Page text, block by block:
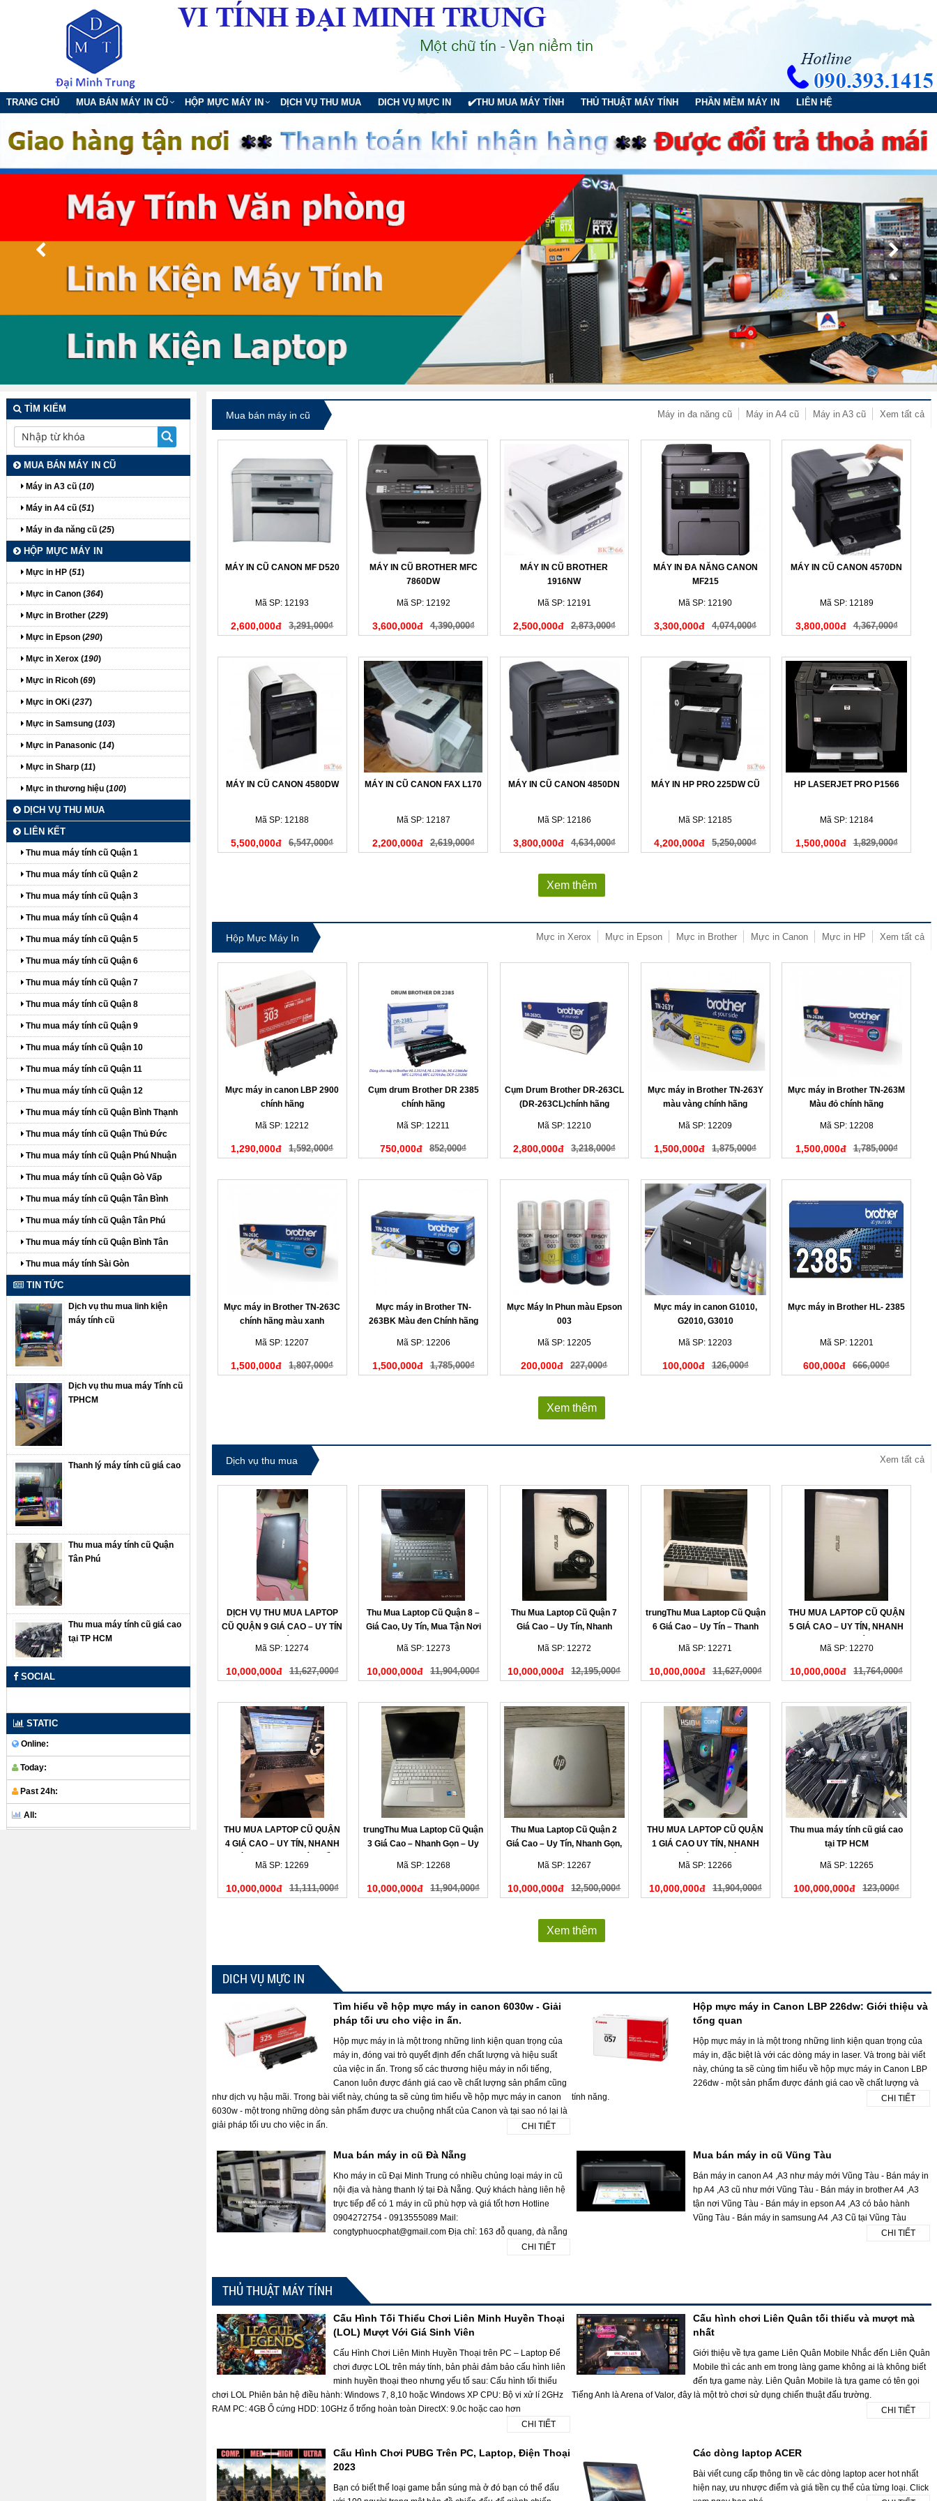
TRANG CHỦ MUA BÁN MÁY IN CŨ HỘP MỰC MÁY IN DỊCH VỤ THU MUA DICH VỤ MỰC IN ✔️THU MUA MÁY TÍNH THỦ THUẬT MÁY TÍNH PHẦN MỀM MÁY IN LIÊN HỆ
Mua bán máy in cũ Xem tất cả
Máy in A3 cũ
Máy in A4 cũ
Máy in đa năng cũ
MÁY IN CŨ CANON MF D520
Mã SP: 12193
2,600,000đ 3,291,000₫
MÁY IN CŨ BROTHER MFC
7860DW
Mã SP: 12192
3,600,000đ 4,390,000₫
MÁY IN CŨ BROTHER
1916NW
Mã SP: 12191
2,500,000đ 2,873,000₫
MÁY IN ĐA NĂNG CANON
MF215
Mã SP: 12190
3,300,000đ 4,074,000₫
MÁY IN CŨ CANON 4570DN
Mã SP: 12189
3,800,000đ 4,367,000₫
MÁY IN CŨ CANON 4580DW
Mã SP: 12188
5,500,000đ 6,547,000₫
MÁY IN CŨ CANON FAX L170
Mã SP: 12187
2,200,000đ 2,619,000₫
MÁY IN CŨ CANON 4850DN
Mã SP: 12186
3,800,000đ 4,634,000₫
MÁY IN HP PRO 225DW CŨ
Mã SP: 12185
4,200,000đ 5,250,000₫
HP LASERJET PRO P1566
Mã SP: 12184
1,500,000đ 1,829,000₫
Xem thêm
Hộp Mực Máy In Xem tất cả
Mực in HP
Mực in Canon
Mực in Brother
Mực in Epson
Mực in Xerox
Mực máy in canon LBP 2900
chính hãng
Mã SP: 12212
1,290,000đ 1,592,000₫
Cụm drum Brother DR 2385
chính hãng
Mã SP: 12211
750,000đ 852,000₫
Cụm Drum Brother DR-263CL
(DR-263CL)chính hãng
Mã SP: 12210
2,800,000đ 3,218,000₫
Mực máy in Brother TN-263Y
màu vàng chính hãng
Mã SP: 12209
1,500,000đ 1,875,000₫
Mực máy in Brother TN-263M
Màu đỏ chính hãng
Mã SP: 12208
1,500,000đ 1,785,000₫
Mực máy in Brother TN-263C
chính hãng màu xanh
Mã SP: 12207
1,500,000đ 1,807,000₫
Mực máy in Brother TN-
263BK Màu đen Chính hãng
Mã SP: 12206
1,500,000đ 1,785,000₫
Mực Máy In Phun màu Epson
003
Mã SP: 12205
200,000đ 227,000₫
Mực máy in canon G1010,
G2010, G3010
Mã SP: 12203
100,000đ 126,000₫
Mực máy in Brother HL- 2385
Mã SP: 12201
600,000đ 666,000₫
Xem thêm
Dịch vụ thu mua Xem tất cả
DỊCH VỤ THU MUA LAPTOP
CŨ QUẬN 9 GIÁ CAO – UY TÍN
Mã SP: 12274
10,000,000đ 11,627,000₫
Thu Mua Laptop Cũ Quận 8 –
Giá Cao, Uy Tín, Mua Tận Nơi
Mã SP: 12273
10,000,000đ 11,904,000₫
Thu Mua Laptop Cũ Quận 7
Giá Cao – Uy Tín, Nhanh
Mã SP: 12272
10,000,000đ 12,195,000₫
trungThu Mua Laptop Cũ Quận
6 Giá Cao – Uy Tín – Thanh
Mã SP: 12271
10,000,000đ 11,627,000₫
THU MUA LAPTOP CŨ QUẬN
5 GIÁ CAO – UY TÍN, NHANH
Mã SP: 12270
10,000,000đ 11,764,000₫
THU MUA LAPTOP CŨ QUẬN
4 GIÁ CAO – UY TÍN, NHANH
TAY
Mã SP: 12269
10,000,000đ 11,111,000₫
trungThu Mua Laptop Cũ Quận
3 Giá Cao – Nhanh Gọn – Uy
Mã SP: 12268
10,000,000đ 11,904,000₫
Thu Mua Laptop Cũ Quận 2
Giá Cao – Uy Tín, Nhanh Gọn,
Mã SP: 12267
10,000,000đ 12,500,000₫
THU MUA LAPTOP CŨ QUẬN
1 GIÁ CAO UY TÍN, NHANH
Mã SP: 12266
10,000,000đ 11,904,000₫
Thu mua máy tính cũ giá cao
tại TP HCM
Mã SP: 12265
100,000,000đ 123,000₫
Xem thêm
DICH VỤ MỰC IN
Tìm hiểu về hộp mực máy in canon 6030w - Giải
pháp tối ưu cho việc in ấn.
Hộp mực máy in là một trong những linh kiện quan trọng của
máy in, đóng vai trò quyết định đến chất lượng và hiệu suất
của việc in ấn. Trong số các thương hiệu máy in nổi tiếng,
Canon luôn được đánh giá cao về chất lượng sản phẩm cũng
như dịch vụ hậu mãi. Trong bài viết này, chúng ta sẽ cùng tìm hiểu về hộp mực máy in canon
6030w - một trong những dòng sản phẩm được ưa chuộng nhất của Canon và tại sao nó lại là
giải pháp tối ưu cho việc in ấn.
CHI TIẾT
Hộp mực máy in Canon LBP 226dw: Giới thiệu và
tổng quan
Hộp mực máy in là một trong những linh kiện quan trọng của
máy in, đặc biệt là với các dòng máy in laser. Và trong bài viết
này, chúng ta sẽ cùng tìm hiểu về hộp mực máy in Canon LBP
226dw - một sản phẩm được đánh giá cao về chất lượng và
tính năng.
CHI TIẾT
Mua bán máy in cũ Đà Nẵng
Kho máy in cũ Đại Minh Trung có nhiều chủng loại máy in cũ
nội địa và hàng thanh lý tại Đà Nẵng. Quý khách hàng liên hệ
trực tiếp để có 1 máy in cũ phù hợp và giá tốt hơn Hotline
0904272754 - 0913555089 Mail:
congtyphuocphat@gmail.com Địa chỉ: 163 đỗ quang, đà nẵng
CHI TIẾT
Mua bán máy in cũ Vũng Tàu
Bán máy in canon A4 ,A3 như máy mới Vũng Tàu - Bán máy in
hp A4 ,A3 cũ như mới Vũng Tàu - Bán máy in brother A4 ,A3
tận nơi Vũng Tàu - Bán máy in epson A4 ,A3 có bảo hành
Vũng Tàu - Bán máy in samsung A4 ,A3 Cũ tại Vũng Tàu
CHI TIẾT
THỦ THUẬT MÁY TÍNH
Cấu Hình Tối Thiểu Chơi Liên Minh Huyền Thoại
(LOL) Mượt Với Giá Sinh Viên
Cấu Hình Chơi Liên Minh Huyền Thoại trên PC – Laptop Để
chơi được LOL trên máy tính, bản phải đảm bảo cấu hình liên
minh huyền thoại theo nhưng yếu tố sau: Cấu hình tối thiểu
chơi LOL Phiên bản hệ điều hành: Windows 7, 8,10 hoặc Windows XP CPU: Bộ vi xử lí 2GHz
RAM PC: 4GB Ổ cứng HDD: 10GHz ổ trống hoàn toàn DirectX: 9.0c hoặc cao hơn
CHI TIẾT
Cấu hình chơi Liên Quân tối thiểu và mượt mà
nhất
Giới thiệu về tựa game Liên Quân Mobile Nhắc đến Liên Quân
Mobile thì các anh em trong làng game không ai là không biết
đến tựa game này. Liên Quân Mobile là tựa game có tên gọi
Tiếng Anh là Arena of Valor, đây là một trò chơi sử dụng chiến thuật đấu trường.
CHI TIẾT
Cấu Hình Chơi PUBG Trên PC, Laptop, Điện Thoại
2023
Bạn có biết thể loại game bắn súng mà ở đó bạn có thể đấu
Các dòng laptop ACER
Bài viết cung cấp thông tin về các dòng laptop acer hot nhất
hiện nay, ưu nhược điểm và giá tiền cụ thể của từng loại. Click
TÌM KIẾM
MUA BÁN MÁY IN CŨ
Máy in A3 cũ (10)
Máy in A4 cũ (51)
Máy in đa năng cũ (25)
HỘP MỰC MÁY IN
Mực in HP (51)
Mực in Canon (364)
Mực in Brother (229)
Mực in Epson (290)
Mực in Xerox (190)
Mực in Ricoh (69)
Mực in OKi (237)
Mực in Samsung (103)
Mực in Panasonic (14)
Mực in Sharp (11)
Mực in thương hiệu (100)
DỊCH VỤ THU MUA
LIÊN KẾT
Thu mua máy tính cũ Quận 1
Thu mua máy tính cũ Quận 2
Thu mua máy tính cũ Quận 3
Thu mua máy tính cũ Quận 4
Thu mua máy tính cũ Quận 5
Thu mua máy tính cũ Quận 6
Thu mua máy tính cũ Quận 7
Thu mua máy tính cũ Quận 8
Thu mua máy tính cũ Quận 9
Thu mua máy tính cũ Quận 10
Thu mua máy tính cũ Quận 11
Thu mua máy tính cũ Quận 12
Thu mua máy tính cũ Quận Bình Thạnh
Thu mua máy tính cũ Quận Thủ Đức
Thu mua máy tính cũ Quận Phú Nhuận
Thu mua máy tính cũ Quận Gò Vấp
Thu mua máy tính cũ Quận Tân Bình
Thu mua máy tính cũ Quận Tân Phú
Thu mua máy tính cũ Quận Bình Tân
Thu mua máy tính Sài Gòn
TIN TỨC
Dịch vụ thu mua linh kiện
máy tính cũ
Dịch vụ thu mua máy Tính cũ
TPHCM
Thanh lý máy tính cũ giá cao
Thu mua máy tính cũ Quận
Tân Phú
Thu mua máy tính cũ giá cao
tại TP HCM
SOCIAL
STATIC
Online:
Today:
Past 24h:
All: